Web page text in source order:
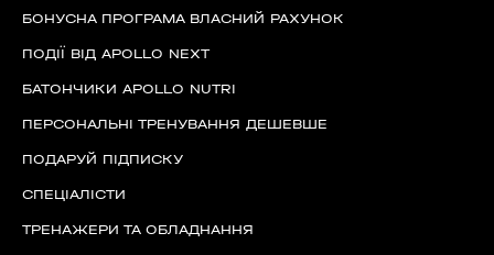
БОНУСНА ПРОГРАМА ВЛАСНИЙ РАХУНОК
ПОДІЇ ВІД APOLLO NEXT
БАТОНЧИКИ APOLLO NUTRI
ПЕРСОНАЛЬНІ ТРЕНУВАННЯ ДЕШЕВШЕ
ПОДАРУЙ ПІДПИСКУ
СПЕЦІАЛІСТИ
ТРЕНАЖЕРИ ТА ОБЛАДНАННЯ